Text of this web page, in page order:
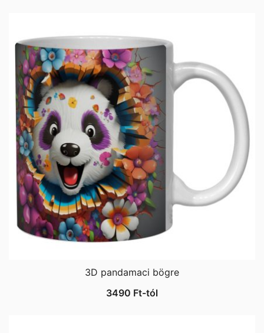
3D pandamaci bögre
3490 Ft-tól